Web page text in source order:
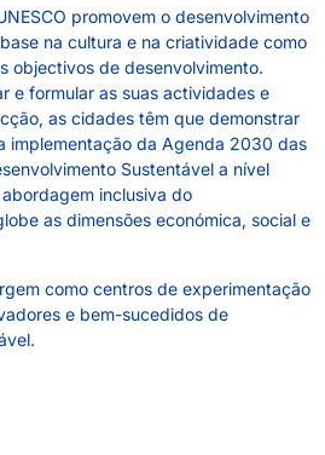
promovem o desenvolvimento
na cultura e na criatividade como
objectivos de desenvolvimento.
e formular as suas actividades e
as cidades têm que demonstrar
implementação da Agenda 2030 das
Sustentável a nível
inclusiva do
as dimensões económica, social e
como centros de experimentação
e bem-sucedidos de